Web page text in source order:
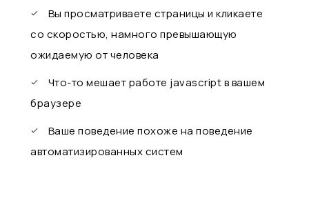
Вы просматриваете страницы и кликаете
со скоростью, намного превышающую
ожидаемую от человека
Что-то мешает работе javascript в вашем
браузере
Ваше поведение похоже на поведение
автоматизированных систем